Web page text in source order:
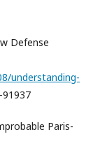
Defense
understanding-
Paris-